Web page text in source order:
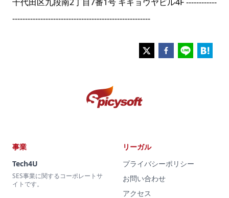
------------------------------------------------------
事業
Tech4U
SES事業に関するコーポレートサ
イトです。
リーガル
プライバシーポリシー
お問い合わせ
アクセス